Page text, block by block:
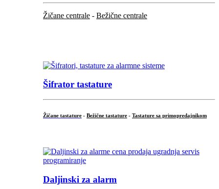
Žičane centrale - Bežične centrale
Šifrator tastature
Žičane tastature - Bežične tastature - Tastature sa primopredajnikom
Daljinski za alarm